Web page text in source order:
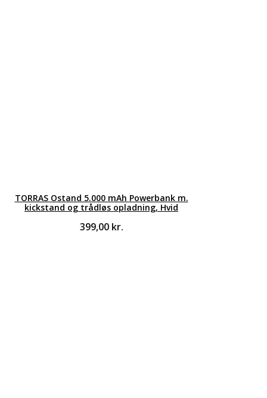
TORRAS Ostand 5.000 mAh Powerbank m.
kickstand og trådløs opladning, Hvid
399,00 kr.